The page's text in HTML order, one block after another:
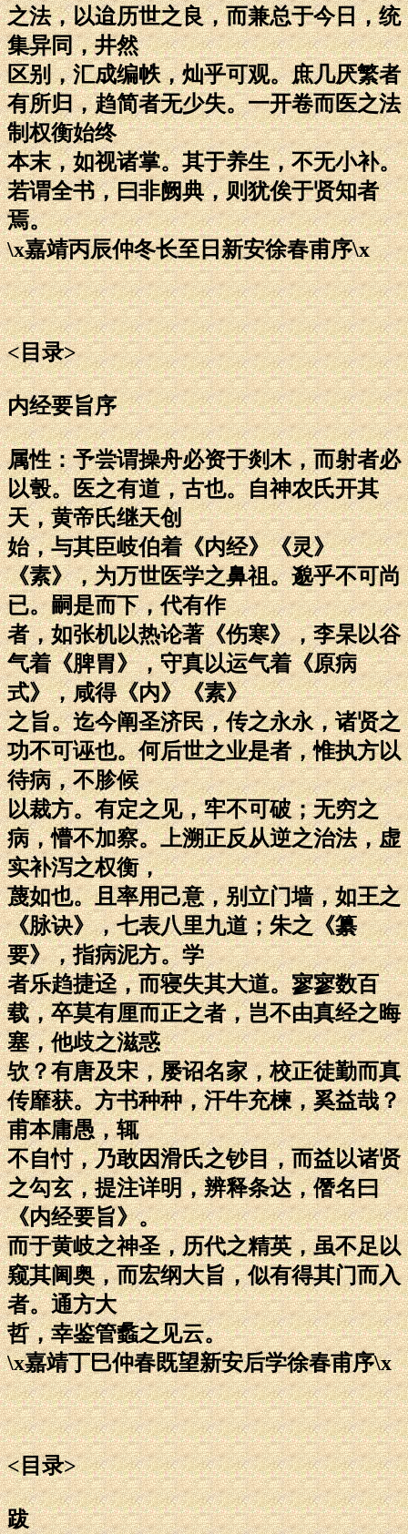
之法，以迨历世之良，而兼总于今日，统
集异同，井然
区别，汇成编帙，灿乎可观。庶几厌繁者
有所归，趋简者无少失。一开卷而医之法
制权衡始终
本末，如视诸掌。其于养生，不无小补。
若谓全书，曰非阙典，则犹俟于贤知者
焉。
\x嘉靖丙辰仲冬长至日新安徐春甫序\x
<目录>
内经要旨序
属性：予尝谓操舟必资于剡木，而射者必
以彀。医之有道，古也。自神农氏开其
天，黄帝氏继天创
始，与其臣岐伯着《内经》《灵》
《素》，为万世医学之鼻祖。邈乎不可尚
已。嗣是而下，代有作
者，如张机以热论著《伤寒》，李杲以谷
气着《脾胃》，守真以运气着《原病
式》，咸得《内》《素》
之旨。迄今阐圣济民，传之永永，诸贤之
功不可诬也。何后世之业是者，惟执方以
待病，不胗候
以裁方。有定之见，牢不可破；无穷之
病，懵不加察。上溯正反从逆之治法，虚
实补泻之权衡，
蔑如也。且率用己意，别立门墙，如王之
《脉诀》，七表八里九道；朱之《纂
要》，指病泥方。学
者乐趋捷迳，而寝失其大道。寥寥数百
载，卒莫有厘而正之者，岂不由真经之晦
塞，他歧之滋惑
欤？有唐及宋，屡诏名家，校正徒勤而真
传靡获。方书种种，汗牛充楝，奚益哉？
甫本庸愚，辄
不自忖，乃敢因滑氏之钞目，而益以诸贤
之勾玄，提注详明，辨释条达，僭名曰
《内经要旨》。
而于黄岐之神圣，历代之精英，虽不足以
窥其阃奥，而宏纲大旨，似有得其门而入
者。通方大
哲，幸鉴管蠡之见云。
\x嘉靖丁巳仲春既望新安后学徐春甫序\x
<目录>
跋